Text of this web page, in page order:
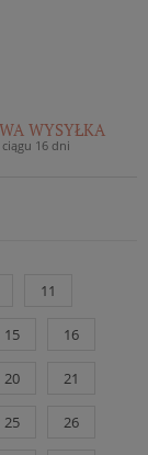
WYSYŁKA
ciągu 16 dni
11
15 16
20 21
25 26